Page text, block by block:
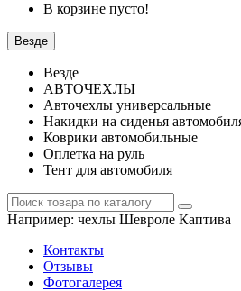
В корзине пусто!
Везде
Везде
АВТОЧЕХЛЫ
Авточехлы универсальные
Накидки на сиденья
Коврики автомобильные
Оплетка на руль
Тент для автомобиля
Например: чехлы Шевроле Каптива
Контакты
Отзывы
Фотогалерея